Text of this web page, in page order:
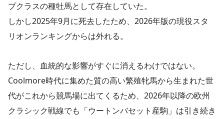
プクラスの種牡馬として存在していた。
しかし2025年9月に死去したため、2026年版の現役スタ
リオンランキングからは外れる。
ただし、血統的な影響がすぐに消えるわけではない。
Coolmore時代に集めた質の高い繁殖牝馬から生まれた世
代がこれから競馬場に出てくるため、2026年以降の欧州
クラシック戦線でも「ウートンバセット産駒」は引き続き